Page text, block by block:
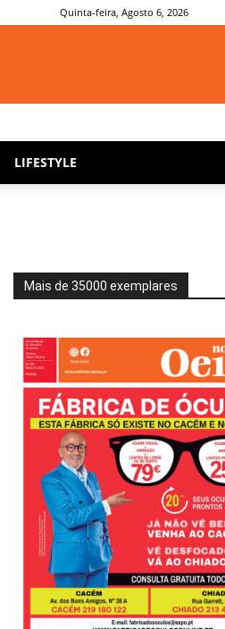
Quinta-feira, Agosto 6, 2026
LIFESTYLE
Mais de 35000 exemplares